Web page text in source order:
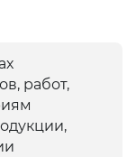
работ,